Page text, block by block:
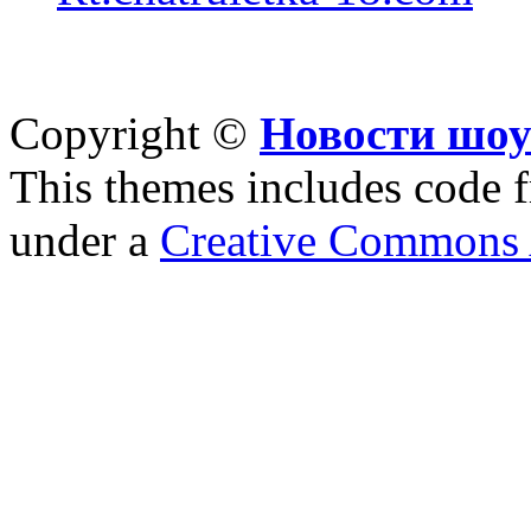
Copyright © Новости
This themes includes code
under a Creative